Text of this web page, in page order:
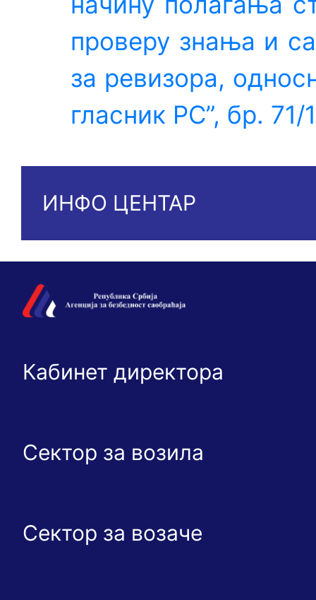
проверу знања и
за ревизора,
гласник РС”, бр. 71/
ИНФО ЦЕНТАР
Кабинет директора
Сектор за возила
Сектор за возаче